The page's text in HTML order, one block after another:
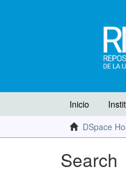
Inicio
DSpace
Search